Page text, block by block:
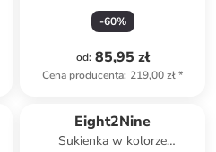
-60%
od: 85,95 zł
Cena producenta: 219,00 zł*
Eight2Nine
Sukienka w kolorze